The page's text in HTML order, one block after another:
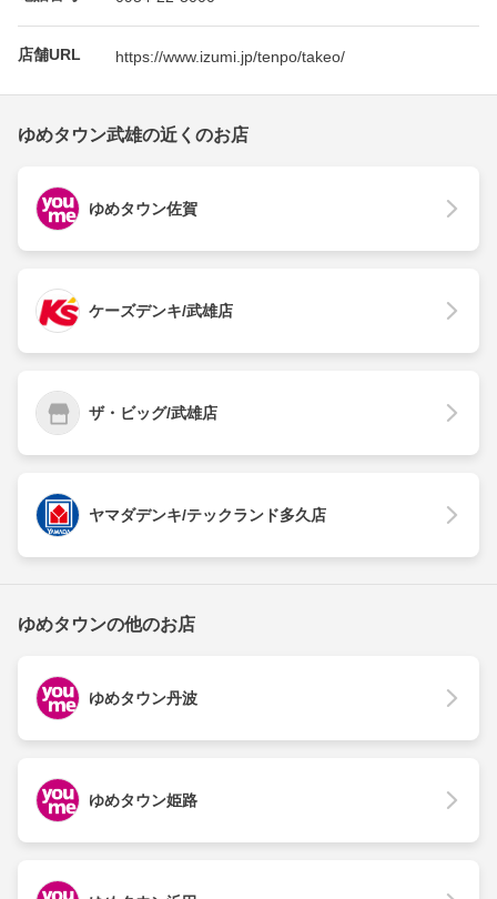
店舗URL https://www.izumi.jp/tenpo/takeo/
ゆめタウン武雄の近くのお店
ゆめタウン佐賀
ケーズデンキ/武雄店
ザ・ビッグ/武雄店
ヤマダデンキ/テックランド多久店
ゆめタウンの他のお店
ゆめタウン丹波
ゆめタウン姫路